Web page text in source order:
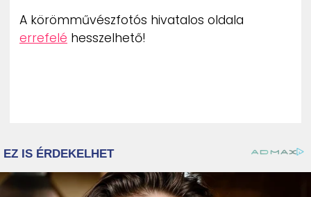
A körömművészfotós hivatalos oldala
errefelé hesszelhető!